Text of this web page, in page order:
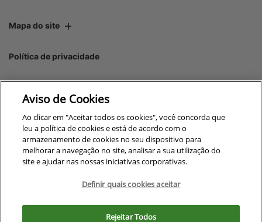
Mapa do site
Política de privacidade
CNPJ: 00.970.771/0005-35
No trânsito, enxergar o outro
Desenvolvido pela DEALERSPACE ® Direitos Reservados.
Aviso de Cookies
Ao clicar em "Aceitar todos os cookies", você concorda que
leu a política de cookies e está de acordo com o
armazenamento de cookies no seu dispositivo para
melhorar a navegação no site, analisar a sua utilização do
site e ajudar nas nossas iniciativas corporativas.
Definir quais cookies aceitar
Rejeitar Todos